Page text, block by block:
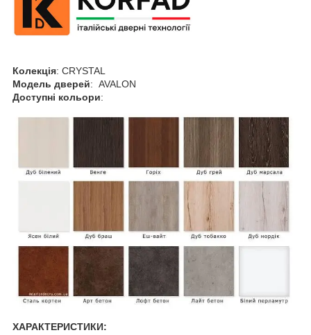
Колекція: CRYSTAL
Модель дверей: AVALON
Доступні кольори:
ХАРАКТЕРИСТИКИ: